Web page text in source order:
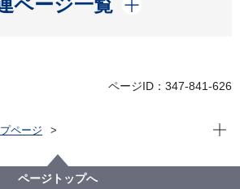
ページ一覧
ページID：347-841-626
ページ
総務局
た場合、軽自動車税はどうなりますか。
現在
ページトップへ